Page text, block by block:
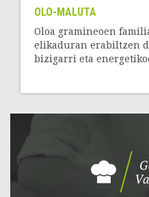
OLO-MALUTA
Oloa gramineoen
elikaduran erabiltzen
bizigarri eta